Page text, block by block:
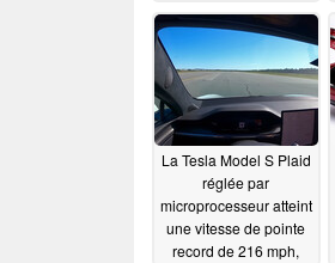
La Tesla Model S Plaid
réglée par
microprocesseur atteint
une vitesse de pointe
record de 216 mph,